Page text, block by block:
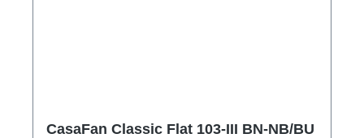
CasaFan Classic Flat 103-III BN-NB/BU